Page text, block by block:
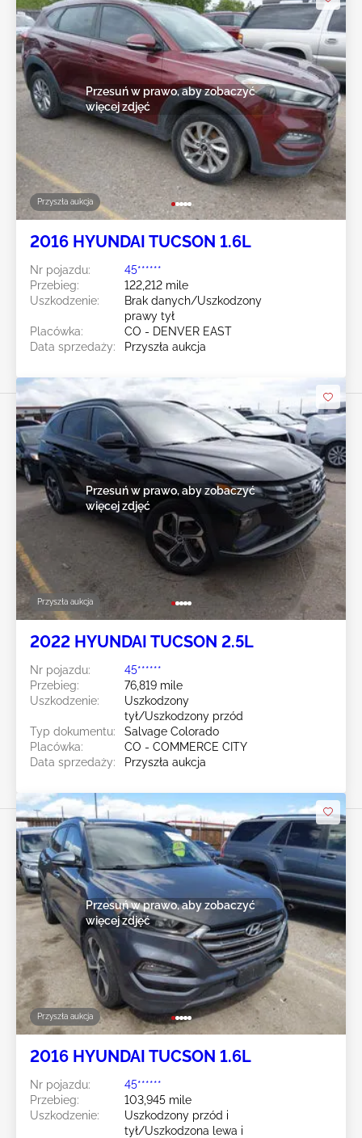
Przyszła aukcja
Przesuń w prawo, aby zobaczyć
więcej zdjęć
2016 HYUNDAI TUCSON 1.6L
Nr pojazdu:
45******
Przebieg:
122,212 mile
Uszkodzenie:
Brak danych/Uszkodzony
prawy tył
Placówka:
CO - DENVER EAST
Data sprzedaży:
Przyszła aukcja
Przyszła aukcja
Przesuń w prawo, aby zobaczyć
więcej zdjęć
2022 HYUNDAI TUCSON 2.5L
Nr pojazdu:
45******
Przebieg:
76,819 mile
Uszkodzenie:
Uszkodzony
tył/Uszkodzony przód
Typ dokumentu:
Salvage Colorado
Placówka:
CO - COMMERCE CITY
Data sprzedaży:
Przyszła aukcja
Przyszła aukcja
Przesuń w prawo, aby zobaczyć
więcej zdjęć
2016 HYUNDAI TUCSON 1.6L
Nr pojazdu:
45******
Przebieg:
103,945 mile
Uszkodzenie:
Uszkodzony przód i
tył/Uszkodzona lewa i